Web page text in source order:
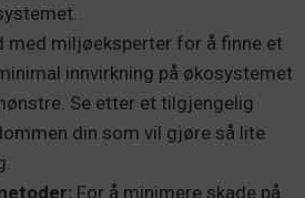
med miljøeksperter for å finne et
innvirkning på økosystemet
Se etter et tilgjengelig
din som vil gjøre så lite
For å minimere skade på